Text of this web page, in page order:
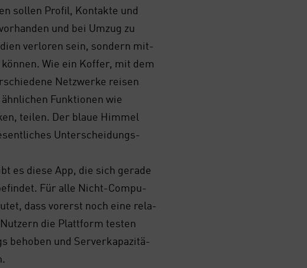
sol­len Pro­fil, Kon­tak­te und
und bei Umzug zu
ver­lo­ren sein, son­dern mit­
Wie ein Kof­fer, mit dem
Netz­wer­ke rei­sen
Funk­tio­nen wie
tei­len. Der blaue Him­mel
Unter­schei­dungs­
es die­se App, die sich gera­de
Für alle Nicht-Com­pu­
dass vor­erst noch eine rela­
die Platt­form tes­ten
beho­ben und Ser­ver­ka­pa­zi­tä­